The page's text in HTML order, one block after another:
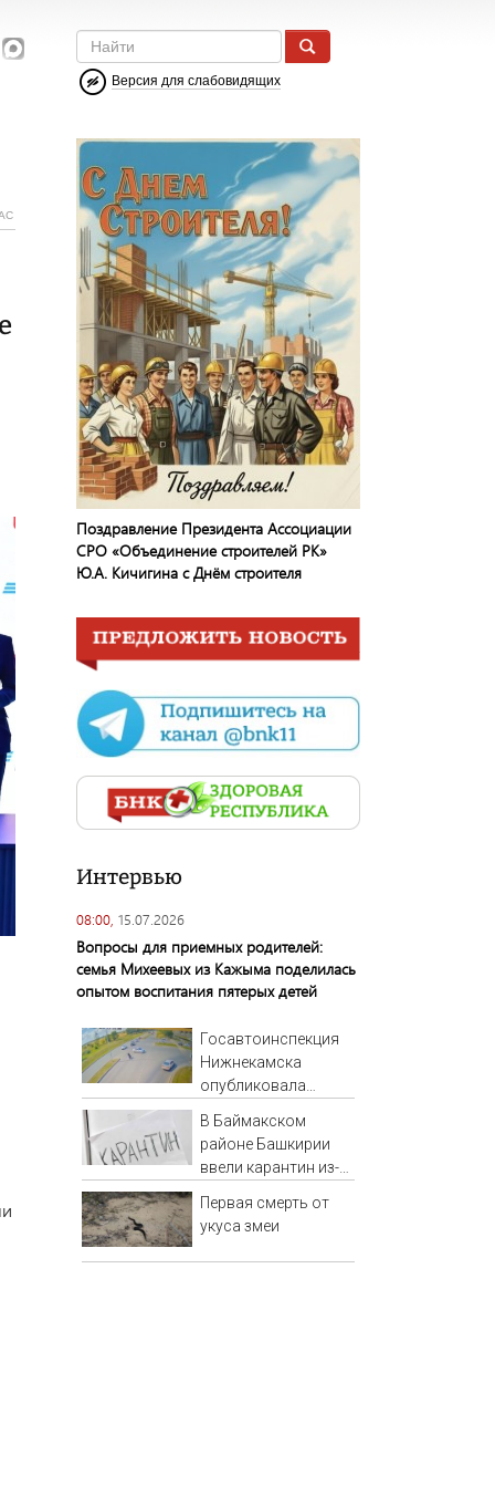
Версия для слабовидящих
Поздравление Президента Ассоциации
СРО «Объединение строителей РК»
Ю.А. Кичигина с Днём строителя
Интервью
08:00, 15.07.2026
Вопросы для приемных родителей:
семья Михеевых из Кажыма поделилась
опытом воспитания пятерых детей
Госавтоинспекция
Нижнекамска
опубликовала
с участием
питбайкера
07/08/2026 –
Новости
В Баймакском
районе Башкирии
ввели карантин из-
Первая смерть от
укуса змеи